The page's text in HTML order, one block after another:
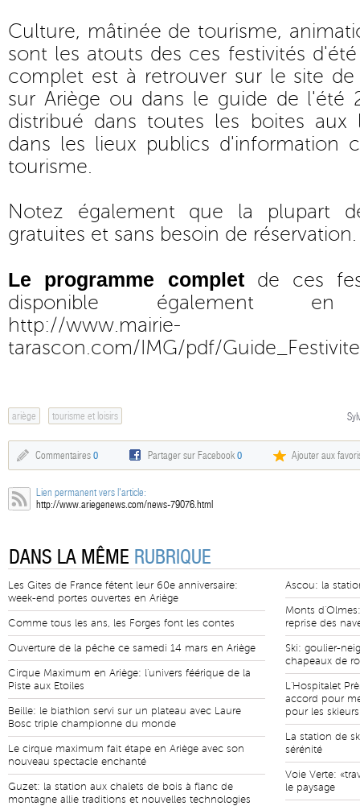
Culture, mâtinée de tourisme,
sont les atouts des ces festivités
complet est à retrouver sur le site
sur Ariège ou dans le guide de l'été
distribué dans toutes les boites aux
dans les lieux publics d'information
tourisme.
Notez également que la plupart
gratuites et sans besoin de réservation.
Le programme complet de ces
disponible également en
http://www.mairie-
tarascon.com/IMG/pdf/
ariège tourisme et loisirs
Commentaires 0 Partager sur Facebook0 Ajouter aux
Lien permanent vers l'article:
http://www.ariegenews.com/news-79076.html
DANS LA MÊME RUBRIQUE
Les Gites de France fêtent leur 60e anniversaire:
week-end portes ouvertes en Ariège
Comme tous les ans, les Forges font les contes
Ouverture de la pêche ce samedi 14 mars en Ariège
Cirque Maximum en Ariège: l'univers féérique de la
Piste aux Etoiles
Beille: le biathlon servi sur un plateau avec Laure
Bosc triple championne du monde
Le cirque maximum fait étape en Ariège avec son
nouveau spectacle enchanté
Guzet: la station aux chalets de bois à flanc de
montagne allie traditions et nouvelles technologies
Ascou: la
Monts
reprise des
Ski: goulier-
chapeaux de
L'Hospitalet
accord pour
pour les skieurs
La station de
sérénité
Voie Verte:
le paysage